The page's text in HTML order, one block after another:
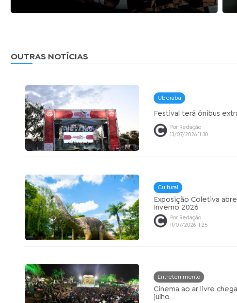
OUTRAS NOTÍCIAS
Uberaba
Festival terá ônibus
Por Redação
13/07/2026 11:30
Cultural
Exposição Coletiva
Inverno 2026
Por Redação
11/07/2026 11:25
Entretenimento
Cinema ao ar livre
julho